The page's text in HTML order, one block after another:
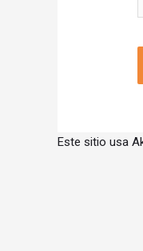
Este sitio usa